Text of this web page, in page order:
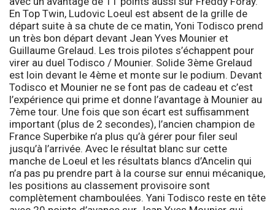
En Top Twin, Ludovic Loeul est absent de la grille de
départ suite à sa chute de ce matin, Yoni Todisco prend
un très bon départ devant Jean Yves Mounier et
Guillaume Grelaud. Les trois pilotes s’échappent pour
virer au duel Todisco / Mounier. Solide 3ème Grelaud
est loin devant le 4ème et monte sur le podium. Devant
Todisco et Mounier ne se font pas de cadeau et c’est
l’expérience qui prime et donne l’avantage à Mounier au
7ème tour. Une fois que son écart est suffisamment
important (plus de 2 secondes), l’ancien champion de
France Superbike n’a plus qu’à gérer pour filer seul
jusqu’à l’arrivée. Avec le résultat blanc sur cette
manche de Loeul et les résultats blancs d’Ancelin qui
n’a pas pu prendre part à la course sur ennui mécanique,
les positions au classement provisoire sont
complètement chamboulées. Yani Todisco reste en tête